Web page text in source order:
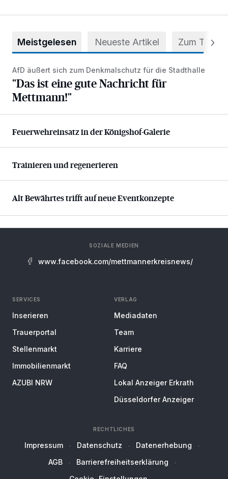
Meistgelesen Neueste Artikel Zum Thema
"Das ist eine gute Nachricht für Mettmann!"
AfD äußert sich zum Denkmalschutz für die Stadthalle
"Das ist eine gute Nachricht für
Mettmann!"
Feuerwehreinsatz in der Königshof-Galerie
Feuerwehreinsatz in der Königshof-Galerie
Trainieren und regenerieren
Trainieren und regenerieren
Alt Bewährtes trifft auf neue Eventkonzepte
Alt Bewährtes trifft auf neue Eventkonzepte
SOZIALE MEDIEN
www.facebook.com/mettmannerkreisnews/
SERVICES
Inserieren
Trauerportal
Stellenmarkt
Immobilienmarkt
AZUBI NRW
VERLAG
Mediadaten
Team
Karriere
FAQ
Lokal Anzeiger Erkrath
Düsseldorfer Anzeiger
RECHTLICHES
Impressum Datenschutz
Datenerhebung
AGB
Barrierefreiheitserklärung